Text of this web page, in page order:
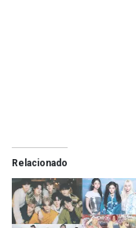
Relacionado